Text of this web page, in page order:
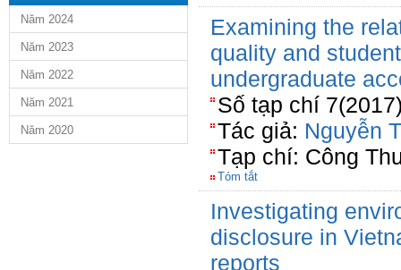
Năm 2024
Năm 2023
Năm 2022
Năm 2021
Năm 2020
Examining the
quality and
undergraduate
Số tạp chí
Tác giả: Nguyễn
Tạp chí: Công
Tóm tắt
Investigating
disclosure in
reports